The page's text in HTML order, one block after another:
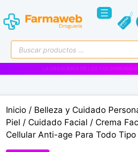
al
contenido
Búsqueda
de
productos
VENTAS
Inicio / Belleza y Cuidado
Piel / Cuidado Facial / Crema
Cellular Anti-age Para Todo